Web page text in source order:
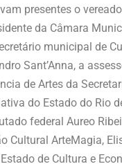
presentes o
da Câmara
municipal de
Sant’Anna, a
de Artes da
do Estado do Rio
federal Aureo
Cultural ArteMagia,
de Cultura e